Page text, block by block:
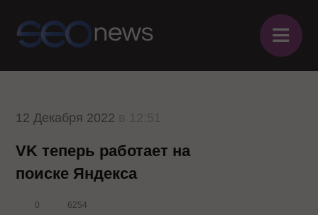
≡
12 Декабря 2022
VK теперь работает на
поиске Яндекса
0 6254